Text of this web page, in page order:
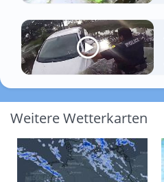
Weitere Wetterkarten